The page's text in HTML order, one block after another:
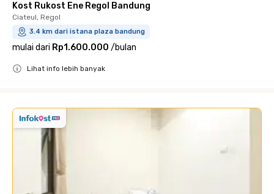
Kost Rukost Ene Regol Bandung
Ciateul, Regol
3.4 km dari istana plaza bandung
mulai dari Rp1.600.000 /bulan
Lihat info lebih banyak